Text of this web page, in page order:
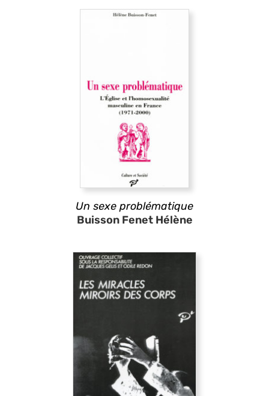
Un sexe problématique
Buisson Fenet Hélène